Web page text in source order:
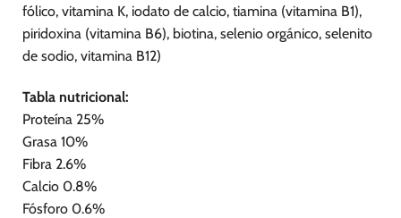
fólico, vitamina K, iodato de calcio, tiamina (vitamina B1),
piridoxina (vitamina B6), biotina, selenio orgánico, selenito
de sodio, vitamina B12)
Tabla nutricional:
Proteína 25%
Grasa 10%
Fibra 2.6%
Calcio 0.8%
Fósforo 0.6%